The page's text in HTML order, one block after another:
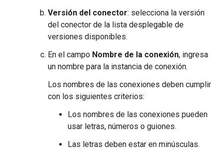
Versión del conector: selecciona la versión
del conector de la lista desplegable de
versiones disponibles.
En el campo Nombre de la conexión, ingresa
un nombre para la instancia de conexión.
Los nombres de las conexiones deben cumplir
con los siguientes criterios:
Los nombres de las conexiones pueden
usar letras, números o guiones.
Las letras deben estar en minúsculas.